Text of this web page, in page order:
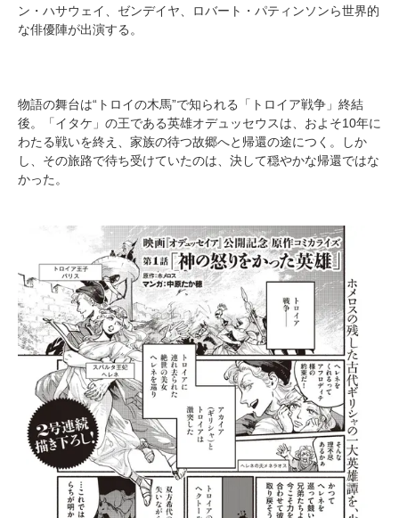
ン・ハサウェイ、ゼンデイヤ、ロバート・パティンソンら世界的
な俳優陣が出演する。
物語の舞台は“トロイの木馬”で知られる「トロイア戦争」終結
後。「イタケ」の王である英雄オデュッセウスは、およそ10年に
わたる戦いを終え、家族の待つ故郷へと帰還の途につく。しか
し、その旅路で待ち受けていたのは、決して穏やかな帰還ではな
かった。